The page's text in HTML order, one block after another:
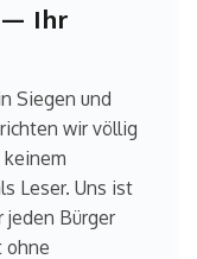
— Ihr
Siegen und
wir völlig
Leser. Uns ist
jeden Bürger
ohne